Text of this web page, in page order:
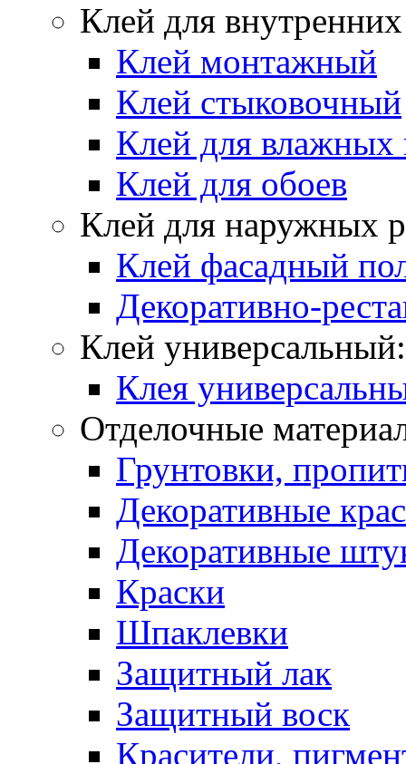
Клей для
Клей монтажный
Клей стыковочный
Клей для
Клей для обоев
Клей для наружных
Клей фасадный
Декоративно-
Клей универсальный:
Клея
Отделочные
Грунтовки,
Декоративные
Декоративные
Краски
Шпаклевки
Защитный лак
Защитный воск
Красители,